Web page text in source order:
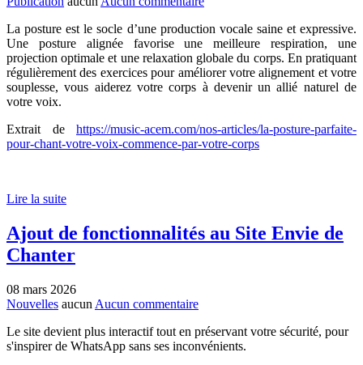
La posture est le socle d’une production vocale saine et expressive.
Une posture alignée favorise une meilleure respiration, une
projection optimale et une relaxation globale du corps. En pratiquant
régulièrement des exercices pour améliorer votre alignement et votre
souplesse, vous aiderez votre corps à devenir un allié naturel de
votre voix.
Extrait de https://music-acem.com/nos-articles/la-posture-parfaite-
pour-chant-votre-voix-commence-par-votre-corps
Lire la suite
Ajout de fonctionnalités au Site Envie de
Chanter
08 mars 2026
Nouvelles aucun Aucun commentaire
Le site devient plus interactif tout en préservant votre sécurité, pour
s'inspirer de WhatsApp sans ses inconvénients.